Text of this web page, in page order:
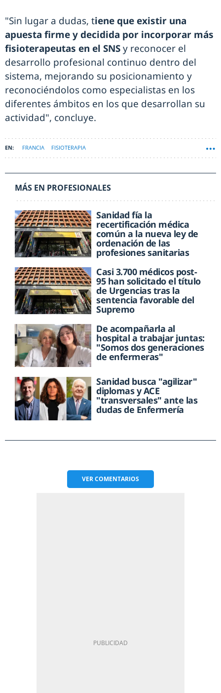
"Sin lugar a dudas, tiene que existir una
apuesta firme y decidida por incorporar más
fisioterapeutas en el SNSy reconocer el
desarrollo profesional continuo dentro del
sistema, mejorando su posicionamiento y
reconociéndolos como especialistas en los
diferentes ámbitos en los que desarrollan su
actividad", concluye.
FRANCIA FISIOTERAPIA
MÁS EN PROFESIONALES
Sanidad fía la
recertificación médica
común a la nueva ley de
ordenación de las
profesiones sanitarias
Casi 3.700 médicos post-
95 han solicitado el título
de Urgencias tras la
sentencia favorable del
Supremo
De acompañarla al
hospital a trabajar juntas:
"Somos dos generaciones
de enfermeras"
Sanidad busca "agilizar"
diplomas y ACE
"transversales" ante las
dudas de Enfermería
VERCOMENTARIOS